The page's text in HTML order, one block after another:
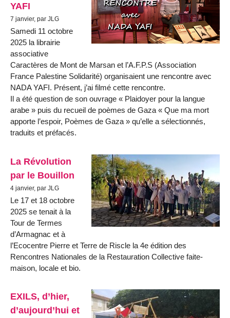
YAFI
7 janvier, par JLG
Samedi 11 octobre
2025 la librairie
associative
Caractères de Mont de Marsan et l’A.F.P.S (Association
France Palestine Solidarité) organisaient une rencontre avec
NADA YAFI. Présent, j’ai filmé cette rencontre.
Il a été question de son ouvrage « Plaidoyer pour la langue
arabe » puis du recueil de poèmes de Gaza « Que ma mort
apporte l’espoir, Poèmes de Gaza » qu’elle a sélectionnés,
traduits et préfacés.
La Révolution
par le Bouillon
4 janvier, par JLG
Le 17 et 18 octobre
2025 se tenait à la
Tour de Termes
d’Armagnac et à
l’Ecocentre Pierre et Terre de Riscle la 4e édition des
Rencontres Nationales de la Restauration Collective faite-
maison, locale et bio.
EXILS, d’hier,
d’aujourd’hui et